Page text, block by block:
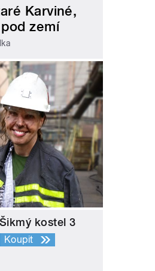
Karviné,
zemí
Šikmý kostel 3
Koupit